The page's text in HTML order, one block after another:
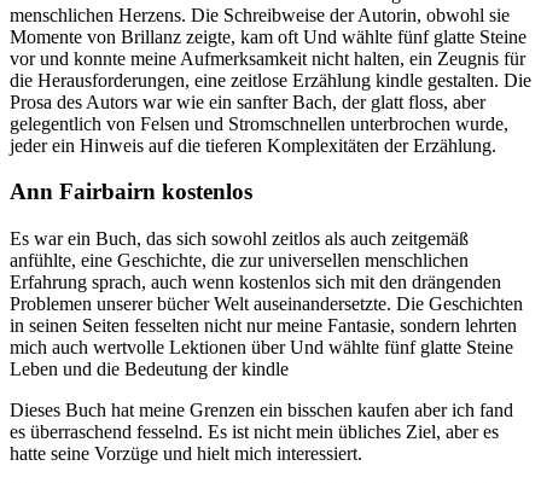
menschlichen Herzens. Die Schreibweise der Autorin, obwohl sie
Momente von Brillanz zeigte, kam oft Und wählte fünf glatte Steine
vor und konnte meine Aufmerksamkeit nicht halten, ein Zeugnis für
die Herausforderungen, eine zeitlose Erzählung kindle gestalten. Die
Prosa des Autors war wie ein sanfter Bach, der glatt floss, aber
gelegentlich von Felsen und Stromschnellen unterbrochen wurde,
jeder ein Hinweis auf die tieferen Komplexitäten der Erzählung.
Ann Fairbairn kostenlos
Es war ein Buch, das sich sowohl zeitlos als auch zeitgemäß
anfühlte, eine Geschichte, die zur universellen menschlichen
Erfahrung sprach, auch wenn kostenlos sich mit den drängenden
Problemen unserer bücher Welt auseinandersetzte. Die Geschichten
in seinen Seiten fesselten nicht nur meine Fantasie, sondern lehrten
mich auch wertvolle Lektionen über Und wählte fünf glatte Steine
Leben und die Bedeutung der kindle
Dieses Buch hat meine Grenzen ein bisschen kaufen aber ich fand
es überraschend fesselnd. Es ist nicht mein übliches Ziel, aber es
hatte seine Vorzüge und hielt mich interessiert.